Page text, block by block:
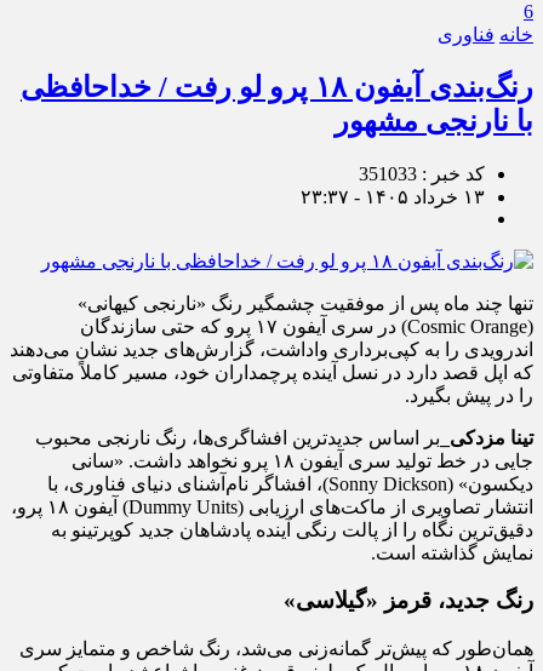
6
خانه فناوری
رنگ‌بندی آیفون ۱۸ پرو لو رفت / خداحافظی
با نارنجی مشهور
کد خبر : 351033
۱۳ خرداد ۱۴۰۵ - ۲۳:۳۷
تنها چند ماه پس از موفقیت چشمگیر رنگ «نارنجی کیهانی»
(Cosmic Orange) در سری آیفون ۱۷ پرو که حتی سازندگان
اندرویدی را به کپی‌برداری واداشت، گزارش‌های جدید نشان می‌دهند
که اپل قصد دارد در نسل آینده پرچمداران خود، مسیر کاملاً متفاوتی
را در پیش بگیرد.
تینا مزدکی_ بر اساس جدیدترین افشاگری‌ها، رنگ نارنجی محبوب
جایی در خط تولید سری آیفون ۱۸ پرو نخواهد داشت. «سانی
دیکسون» (Sonny Dickson)، افشاگر نام‌آشنای دنیای فناوری، با
انتشار تصاویری از ماکت‌های ارزیابی (Dummy Units) آیفون ۱۸ پرو،
دقیق‌ترین نگاه را از پالت رنگی آینده پادشاهان جدید کوپرتینو به
نمایش گذاشته است.
رنگ جدید، قرمز «گیلاسی»
همان‌طور که پیش‌تر گمانه‌زنی می‌شد، رنگ شاخص و متمایز سری